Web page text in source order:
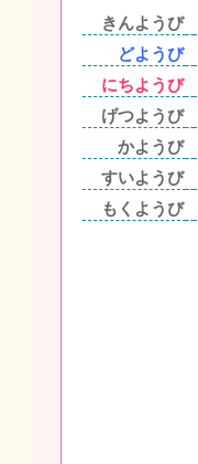
きんようび
どようび
にちようび
げつようび
かようび
すいようび
もくようび